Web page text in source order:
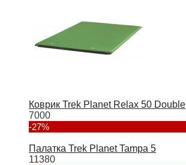
Коврик Trek Planet Relax 50 Double
7000
-27%
Палатка Trek Planet Tampa 5
11380